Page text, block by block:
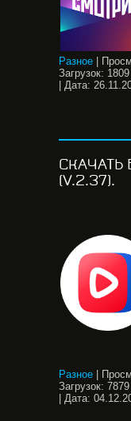
Разное
Загрузок: 1809
Дата:
СКАЧАТЬ
(V.2.37).
Разное
Загрузок: 7879
Дата: